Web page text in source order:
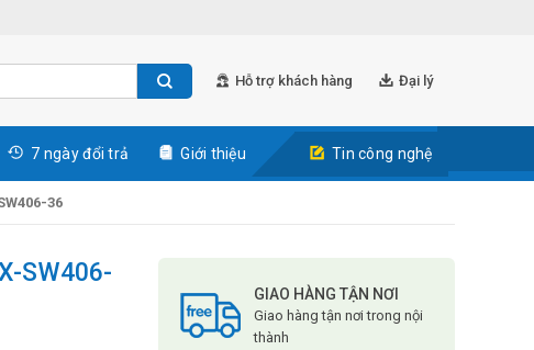
Hỗ trợ khách hàng Đại lý
7 ngày đổi trả Giới thiệu Tin công nghệ
36
GIAO HÀNG TẬN NƠI
Giao hàng tận nơi trong nội
thành
SW406-